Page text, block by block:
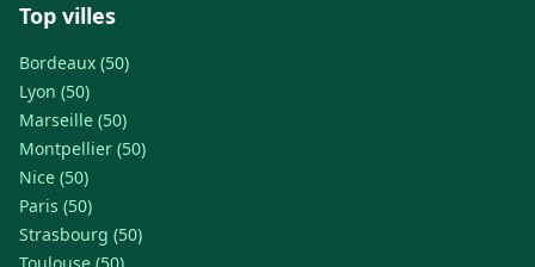
Top villes
Bordeaux (50)
Lyon (50)
Marseille (50)
Montpellier (50)
Nice (50)
Paris (50)
Strasbourg (50)